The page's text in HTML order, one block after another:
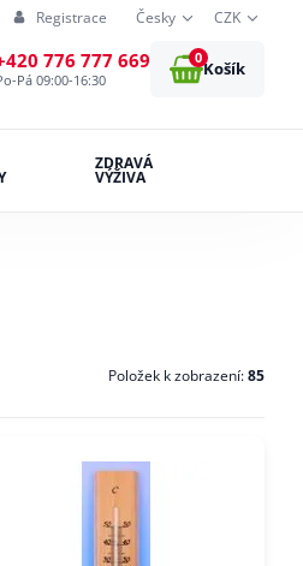
Registrace Česky CZK
776 777 669
Pá 09:00-16:30
0
Košík
ZDRAVÁ
VÝŽIVA
Položek k zobrazení:85